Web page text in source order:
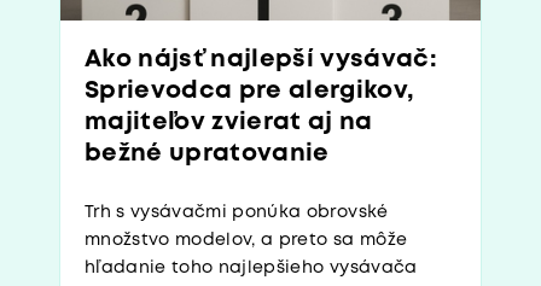
Ako nájsť najlepší vysávač:
Sprievodca pre alergikov,
majiteľov zvierat aj na
bežné upratovanie
Trh s vysávačmi ponúka obrovské
množstvo modelov, a preto sa môže
hľadanie toho najlepšieho vysávača